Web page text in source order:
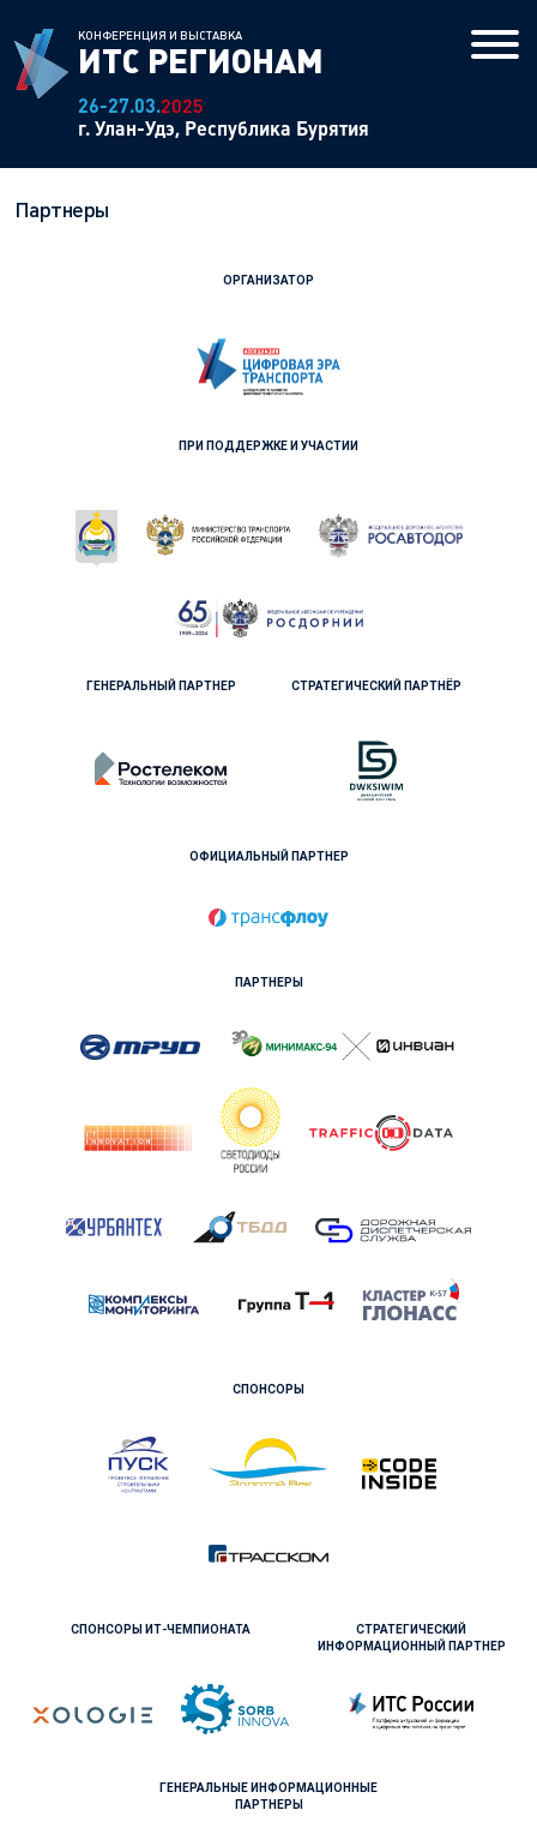
КОНФЕРЕНЦИЯ И ВЫСТАВКА
ИТС РЕГИОНАМ
26-27.03.2025
г. Улан-Удэ, Республика Бурятия
Условия участия
Место проведения
ИТС регионам: архив
Партнеры
ОРГАНИЗАТОР
ПРИ ПОДДЕРЖКЕ И УЧАСТИИ
ГЕНЕРАЛЬНЫЙ ПАРТНЕР СТРАТЕГИЧЕСКИЙ ПАРТНЁР
ОФИЦИАЛЬНЫЙ ПАРТНЕР
ПАРТНЕРЫ
СПОНСОРЫ
СПОНСОРЫ ИТ-ЧЕМПИОНАТА
СТРАТЕГИЧЕСКИЙ
ИНФОРМАЦИОННЫЙ ПАРТНЕР
ГЕНЕРАЛЬНЫЕ ИНФОРМАЦИОННЫЕ
ПАРТНЕРЫ